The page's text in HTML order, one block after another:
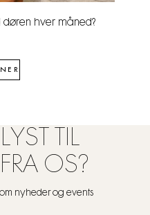
døren hver måned?
TIL
OS?
nyheder og events